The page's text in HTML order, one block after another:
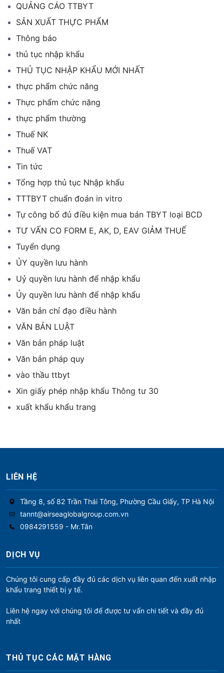
QUẢNG CÁO TTBYT
SẢN XUẤT THỰC PHẨM
Thông báo
thủ tục nhập khẩu
THỦ TỤC NHẬP KHẨU MỚI NHẤT
thực phẩm chức năng
Thực phẩm chức năng
thực phẩm thường
Thuế NK
Thuế VAT
Tin tức
Tổng hợp thủ tục Nhập khẩu
TTTBYT chuẩn đoán in vitro
Tự công bố đủ điều kiện mua bán TBYT loại BCD
TƯ VẤN CO FORM E, AK, D, EAV GIẢM THUẾ
Tuyển dụng
ỦY quyền lưu hành
Uỷ quyền lưu hành để nhập khẩu
Ủy quyền lưu hành để nhập khẩu
Văn bản chỉ đạo điều hành
VĂN BẢN LUẬT
Văn bản pháp luật
Văn bản pháp quy
vào thầu ttbyt
Xin giấy phép nhập khẩu Thông tư 30
xuất khẩu khẩu trang
LIÊN HỆ
Tầng 8, số 82 Trần Thái Tông, Phường Cầu Giấy, TP Hà Nội
tannt@airseaglobalgroup.com.vn
0984291559 - Mr.Tân
DỊCH VỤ
Chúng tôi cung cấp đầy đủ các dịch vụ liên quan đến xuất nhập
khẩu trang thiết bị y tế.
Liên hệ ngay với chúng tôi để được tư vấn chi tiết và đầy đủ
nhất
THỦ TỤC CÁC MẶT HÀNG